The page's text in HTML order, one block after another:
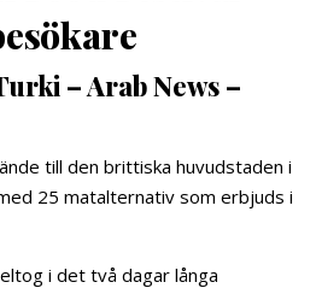
– Arab News –
till den brittiska huvudstaden i
25 matalternativ som erbjuds i
i det två dagar långa